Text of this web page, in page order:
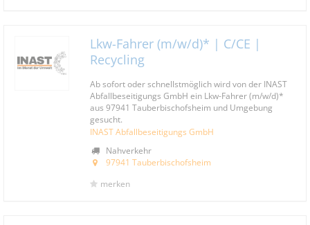
Lkw-Fahrer (m/w/d)* | C/CE |
Recycling
Ab sofort oder schnellstmöglich wird von der INAST
Abfallbeseitigungs GmbH ein Lkw-Fahrer (m/w/d)*
aus 97941 Tauberbischofsheim und Umgebung
gesucht.
INAST Abfallbeseitigungs GmbH
Nahverkehr
97941 Tauberbischofsheim
merken